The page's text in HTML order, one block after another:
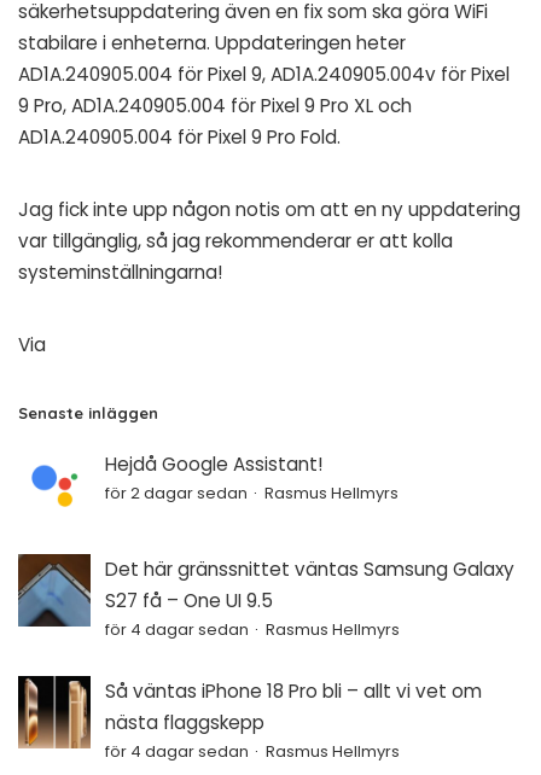
säkerhetsuppdatering även en fix som ska göra WiFi
stabilare i enheterna. Uppdateringen heter
AD1A.240905.004 för Pixel 9, AD1A.240905.004v för Pixel
9 Pro, AD1A.240905.004 för Pixel 9 Pro XL och
AD1A.240905.004 för Pixel 9 Pro Fold.
Jag fick inte upp någon notis om att en ny uppdatering
var tillgänglig, så jag rekommenderar er att kolla
systeminställningarna!
Via
Senaste inläggen
Hejdå Google Assistant!
för 2 dagar sedan Rasmus Hellmyrs
Det här gränssnittet väntas Samsung Galaxy
S27 få – One UI 9.5
för 4 dagar sedan Rasmus Hellmyrs
Så väntas iPhone 18 Pro bli – allt vi vet om
nästa flaggskepp
för 4 dagar sedan Rasmus Hellmyrs